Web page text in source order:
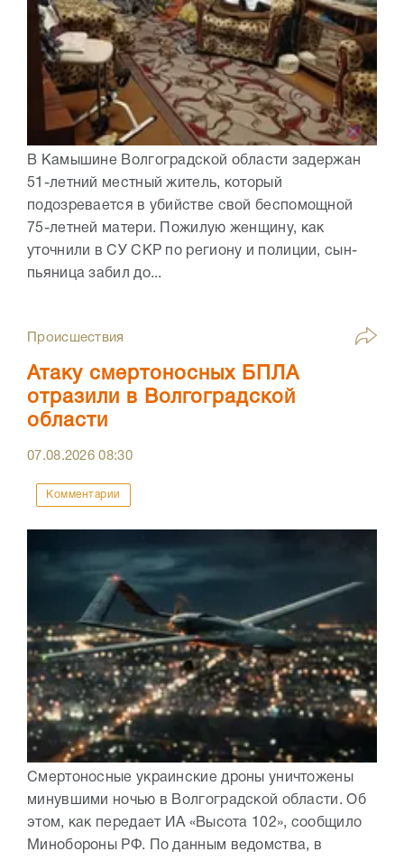
В Камышине Волгоградской области задержан
51-летний местный житель, который
подозревается в убийстве свой беспомощной
75-летней матери. Пожилую женщину, как
уточнили в СУ СКР по региону и полиции, сын-
пьяница забил до...
Происшествия
Атаку смертоносных БПЛА
отразили в Волгоградской
области
07.08.202608:30
Комментарии
Смертоносные украинские дроны уничтожены
минувшими ночью в Волгоградской области. Об
этом, как передает ИА «Высота 102», сообщило
Минобороны РФ. По данным ведомства, в